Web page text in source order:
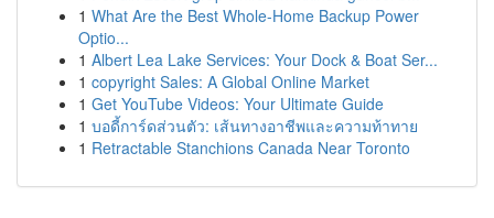
1 What Are the Best Whole-Home Backup Power
Optio...
1 Albert Lea Lake Services: Your Dock & Boat Ser...
1 copyright Sales: A Global Online Market
1 Get YouTube Videos: Your Ultimate Guide
1 บอดี้การ์ดส่วนตัว: เส้นทางอาชีพและความท้าทาย
1 Retractable Stanchions Canada Near Toronto